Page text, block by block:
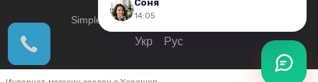
© 2019—2026
Simplershop — Все права защищены.
Укр Рус